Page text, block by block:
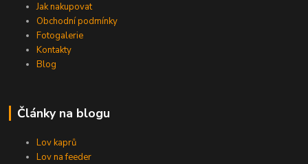
Jak nakupovat
Obchodní podmínky
Fotogalerie
Kontakty
Blog
Články na blogu
Lov kaprů
Lov na feeder